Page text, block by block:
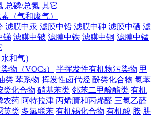
总磷/总氮 其它
（气和废气）
滤膜中汞 滤膜中铅 滤膜中砷 滤膜中硒 滤
锑 滤膜中铍 滤膜中铁 滤膜中铜 滤膜中锰
和气）
物（VOCs）
半挥发性有机物污染物 甲
类 苯系物 挥发性卤代烃 酚类化合物 氯苯
类化合物 硝基苯类 邻苯二甲酸酯类 有机
农药 阿特拉津 丙烯腈和丙烯醛 三氯乙醛
英类 多氯联苯 有机锡化合物 有机酸 胺 肼